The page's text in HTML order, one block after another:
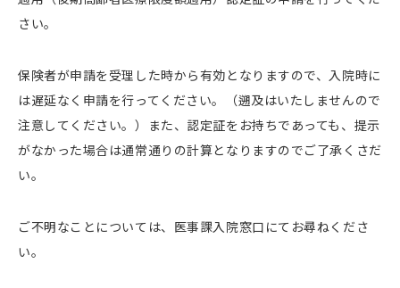
さい。
保険者が申請を受理した時から有効となりますので、入院時に
は遅延なく申請を行ってください。（遡及はいたしませんので
注意してください。）また、認定証をお持ちであっても、提示
がなかった場合は通常通りの計算となりますのでご了承くさだ
い。
ご不明なことについては、医事課入院窓口にてお尋ねくださ
い。